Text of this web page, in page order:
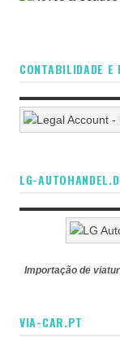
CONTABILIDADE E
LG-
Importação de
VIA-CAR.PT